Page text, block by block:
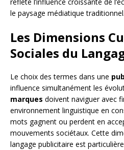
le paysage médiatique traditionnel.
Les Dimensions
Sociales du
Le choix des termes dans une
influence simultanément les
marques doivent naviguer avec
environnement linguistique en
mots gagnent ou perdent en
mouvements sociétaux. Cette
langage publicitaire est